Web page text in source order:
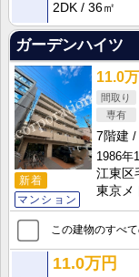
2DK
36㎡
ガーデンハイツ
新着
マンション
11.0
7階建
1986年
江東区
東京メ
この建物のすべ
11.0万円